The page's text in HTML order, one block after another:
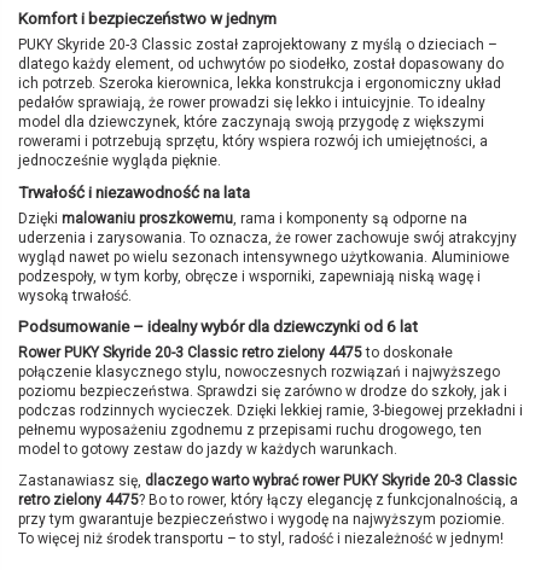
Komfort i bezpieczeństwo w jednym
PUKY Skyride 20-3 Classic został zaprojektowany z myślą o dzieciach –
dlatego każdy element, od uchwytów po siodełko, został dopasowany do
ich potrzeb. Szeroka kierownica, lekka konstrukcja i ergonomiczny układ
pedałów sprawiają, że rower prowadzi się lekko i intuicyjnie. To idealny
model dla dziewczynek, które zaczynają swoją przygodę z większymi
rowerami i potrzebują sprzętu, który wspiera rozwój ich umiejętności, a
jednocześnie wygląda pięknie.
Trwałość i niezawodność na lata
Dzięki malowaniu proszkowemu , rama i komponenty są odporne na
uderzenia i zarysowania. To oznacza, że rower zachowuje swój atrakcyjny
wygląd nawet po wielu sezonach intensywnego użytkowania. Aluminiowe
podzespoły, w tym korby, obręcze i wsporniki, zapewniają niską wagę i
wysoką trwałość.
Podsumowanie – idealny wybór dla dziewczynki od 6 lat
Rower PUKY Skyride 20-3 Classic retro zielony 4475to doskonałe
połączenie klasycznego stylu, nowoczesnych rozwiązań i najwyższego
poziomu bezpieczeństwa. Sprawdzi się zarówno w drodze do szkoły, jak i
podczas rodzinnych wycieczek. Dzięki lekkiej ramie, 3-biegowej przekładni i
pełnemu wyposażeniu zgodnemu z przepisami ruchu drogowego, ten
model to gotowy zestaw do jazdy w każdych warunkach.
Zastanawiasz się, dlaczego warto wybraćrower PUKY Skyride 20-3 Classic
retro zielony 4475? Bo to rower, który łączy elegancję z funkcjonalnością, a
przy tym gwarantuje bezpieczeństwo i wygodę na najwyższym poziomie.
To więcej niż środek transportu – to styl, radość i niezależność w jednym!